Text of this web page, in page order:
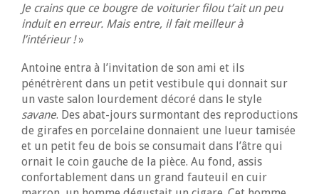
Je crains que ce bougre de voiturier filou t’ait un peu
induit en erreur. Mais entre, il fait meilleur à
l’intérieur !»
Antoine entra à l’invitation de son ami et ils
pénétrèrent dans un petit vestibule qui donnait sur
un vaste salon lourdement décoré dans le style
savane. Des abat-jours surmontant des reproductions
de girafes en porcelaine donnaient une lueur tamisée
et un petit feu de bois se consumait dans l’âtre qui
ornait le coin gauche de la pièce. Au fond, assis
confortablement dans un grand fauteuil en cuir